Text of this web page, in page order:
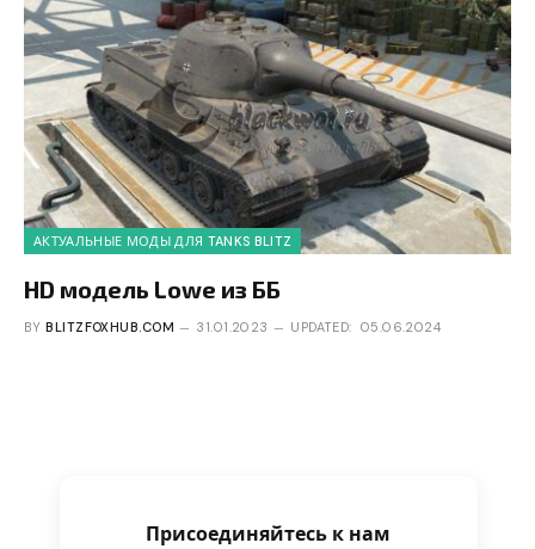
АКТУАЛЬНЫЕ МОДЫ ДЛЯ TANKS BLITZ
HD модель Lowe из ББ
BY BLITZFOXHUB.COM 31.01.2023 UPDATED: 05.06.2024
Присоединяйтесь к нам